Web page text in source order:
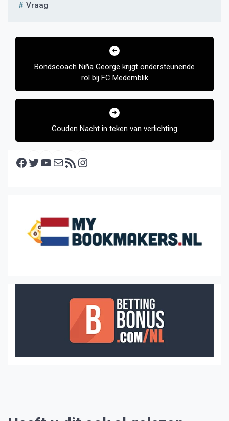
Vraag
Bericht
Bondscoach Niña George krijgt ondersteunende
rol bij FC Medemblik
Gouden Nacht in teken van verlichting
Facebook Twitter YouTube E-mail RSS feed